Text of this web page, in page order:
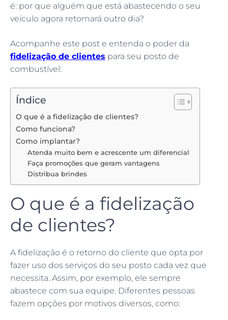
é: por que alguém que está abastecendo o seu
veículo agora retornará outro dia?
Acompanhe este post e entenda o poder da
fidelização de clientes para seu posto de
combustível:
Índice
O que é a fidelização de clientes?
Como funciona?
Como implantar?
Atenda muito bem e acrescente um diferencial
Faça promoções que geram vantagens
Distribua brindes
O que é a fidelização
de clientes?
A fidelização é o retorno do cliente que opta por
fazer uso dos serviços do seu posto cada vez que
necessita. Assim, por exemplo, ele sempre
abastece com sua equipe. Diferentes pessoas
fazem opções por motivos diversos, como: